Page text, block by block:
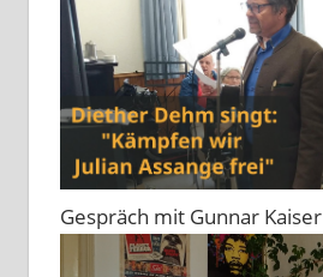
Gespräch mit Gunnar Kaiser